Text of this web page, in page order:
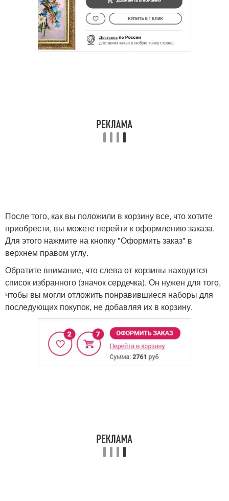
После того, как вы положили в корзину все, что хотите
приобрести, вы можете перейти к оформлению заказа.
Для этого нажмите на кнопку "Оформить заказ" в
верхнем правом углу.
Обратите внимание, что слева от корзины находится
список избранного (значок сердечка). Он нужен для того,
чтобы вы могли отложить понравившиеся наборы для
последующих покупок, не добавляя их в корзину.